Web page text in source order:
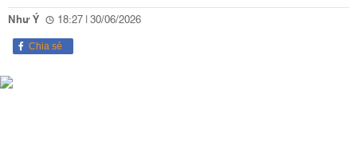
Như Ý 18:27 | 30/06/2026
Chia sẻ